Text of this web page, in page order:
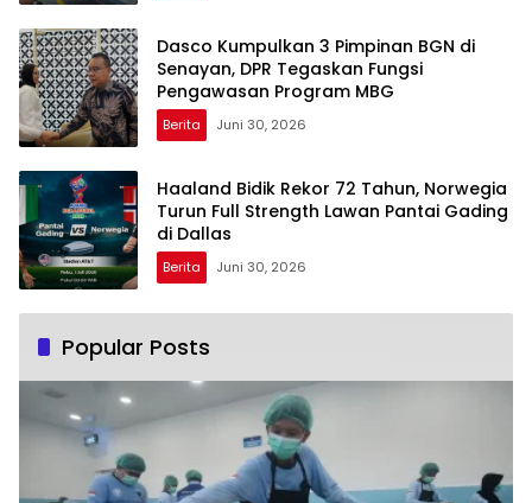
Dasco Kumpulkan 3 Pimpinan BGN di
Senayan, DPR Tegaskan Fungsi
Pengawasan Program MBG
Berita Juni 30, 2026
Haaland Bidik Rekor 72 Tahun, Norwegia
Turun Full Strength Lawan Pantai Gading
di Dallas
Berita Juni 30, 2026
Popular Posts